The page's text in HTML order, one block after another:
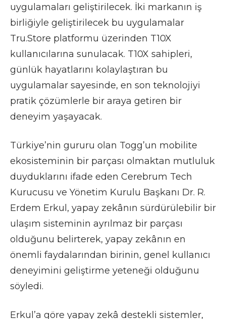
uygulamaları geliştirilecek. İki markanın iş
birliğiyle geliştirilecek bu uygulamalar
Tru.Store platformu üzerinden T10X
kullanıcılarına sunulacak. T10X sahipleri,
günlük hayatlarını kolaylaştıran bu
uygulamalar sayesinde, en son teknolojiyi
pratik çözümlerle bir araya getiren bir
deneyim yaşayacak.
Türkiye’nin gururu olan Togg’un mobilite
ekosisteminin bir parçası olmaktan mutluluk
duyduklarını ifade eden Cerebrum Tech
Kurucusu ve Yönetim Kurulu Başkanı Dr. R.
Erdem Erkul, yapay zekânın sürdürülebilir bir
ulaşım sisteminin ayrılmaz bir parçası
olduğunu belirterek, yapay zekânın en
önemli faydalarından birinin, genel kullanıcı
deneyimini geliştirme yeteneği olduğunu
söyledi.
Erkul’a göre yapay zekâ destekli sistemler,